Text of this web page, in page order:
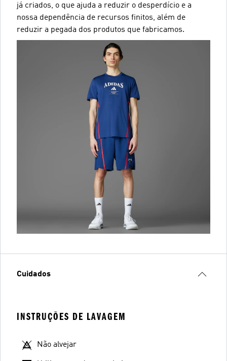
já criados, o que ajuda a reduzir o desperdício e a
nossa dependência de recursos finitos, além de
reduzir a pegada dos produtos que fabricamos.
Cuidados
INSTRUÇÕES DE LAVAGEM
Não alvejar